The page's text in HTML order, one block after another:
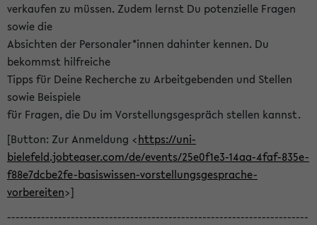
verkaufen zu müssen. Zudem lernst Du potenzielle Fragen
sowie die
Absichten der Personaler*innen dahinter kennen. Du
bekommst hilfreiche
Tipps für Deine Recherche zu Arbeitgebenden und Stellen
sowie Beispiele
für Fragen, die Du im Vorstellungsgespräch stellen kannst.
[Button: Zur Anmeldung <https://uni-
bielefeld.jobteaser.com/de/events/25e0f1e3-14aa-4faf-835e-
f88e7dcbe2fe-basiswissen-vorstellungsgesprache-
vorbereiten>]
-----------------------------------------------------------------------